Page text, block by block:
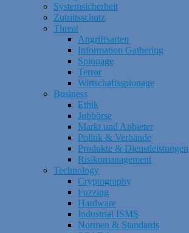
Systemsicherheit
Zutrittsschutz
Threat
Angriffsarten
Information Gathering
Spionage
Terror
Wirtschaftsspionage
Business
Ethik
Jobbörse
Markt und Anbieter
Politik & Verbände
Produkte & Dienstleistungen
Risikomanagement
Technology
Cryptography
Fuzzing
Hardware
Industrial ISMS
Normen & Standards